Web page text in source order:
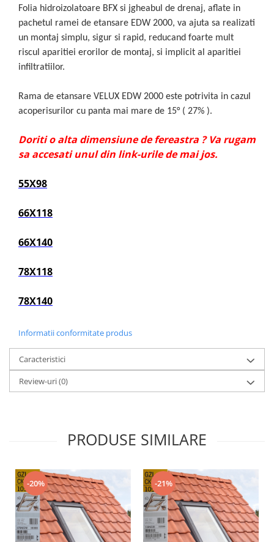
Folia hidroizolatoare BFX si jgheabul de drenaj, aflate in
pachetul ramei de etansare EDW 2000, va ajuta sa realizati
un montaj simplu, sigur si rapid, reducand foarte mult
riscul aparitiei erorilor de montaj, si implicit al aparitiei
infiltratiilor.
Rama de etansare VELUX EDW 2000 este potrivita in cazul
acoperisurilor cu panta mai mare de 15° ( 27% ).
Doriti o alta dimensiune de fereastra ? Va rugam
sa accesati unul din link-urile de mai jos.
55X98
66X118
66X140
78X118
78X140
Informatii conformitate produs
Caracteristici
Review-uri(0)
PRODUSE SIMILARE
-20% -21%